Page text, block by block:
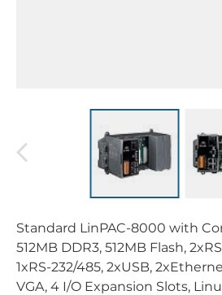
Standard LinPAC-8000 with
512MB DDR3, 512MB Flash,
1xRS-232/485, 2xUSB,
VGA, 4 I/O Expansion Slots,